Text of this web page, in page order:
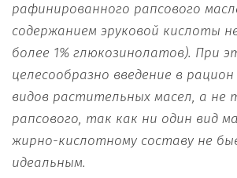
рафинированного рапсового
содержанием эруковой кислоты
более 1% глюкозинолатов). При
целесообразно введение в
видов растительных масел, а не
рапсового, так как ни один вид
жирно-кислотному составу не
идеальным.